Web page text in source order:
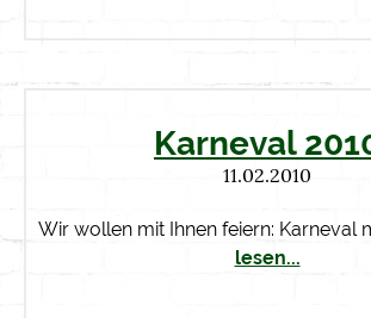
Karneval
11.02.2010
Wir wollen mit Ihnen feiern: Karneval
lesen...